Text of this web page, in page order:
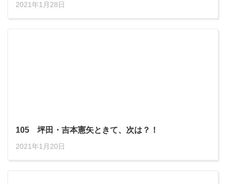
2021年1月28日
105 坪田・吉本憲矢ときて、次は？！
2021年1月20日